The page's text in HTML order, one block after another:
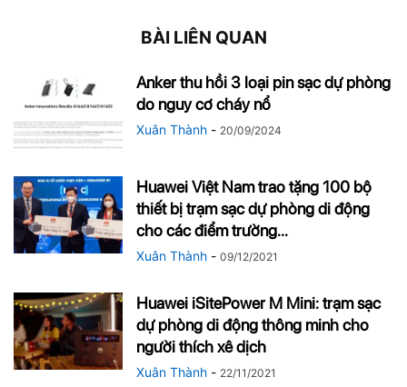
BÀI LIÊN QUAN
Anker thu hồi 3 loại pin sạc dự phòng
do nguy cơ cháy nổ
Xuân Thành - 20/09/2024
Huawei Việt Nam trao tặng 100 bộ
thiết bị trạm sạc dự phòng di động
cho các điểm trường...
Xuân Thành - 09/12/2021
Huawei iSitePower M Mini: trạm sạc
dự phòng di động thông minh cho
người thích xê dịch
Xuân Thành - 22/11/2021